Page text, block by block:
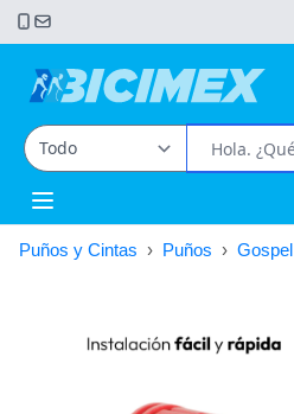
Open main menu
Puños y Cintas › Puños › Gospel